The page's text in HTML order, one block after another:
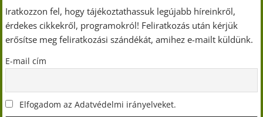
Iratkozzon fel, hogy tájékoztathassuk legújabb híreinkről,
érdekes cikkekről, programokról! Feliratkozás után kérjük
erősítse meg feliratkozási szándékát, amihez e-mailt küldünk.
E-mail cím
Elfogadom az Adatvédelmi irányelveket.